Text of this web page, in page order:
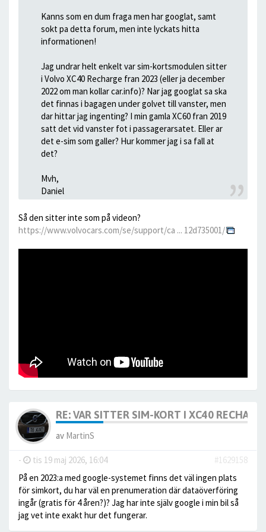
Kanns som en dum fraga men har googlat, samt
sokt pa detta forum, men inte lyckats hitta
informationen!
Jag undrar helt enkelt var sim-kortsmodulen sitter
i Volvo XC40 Recharge fran 2023 (eller ja december
2022 om man kollar car.info)? Nar jag googlat sa ska
det finnas i bagagen under golvet till vanster, men
dar hittar jag ingenting? I min gamla XC60 fran 2019
satt det vid vanster fot i passagerarsatet. Eller ar
det e-sim som galler? Hur kommer jag i sa fall at
det?
Mvh,
Daniel
Så den sitter inte som på videon?
https://www.volvocars.com/se/support/ca ... 12d735001/
RE: VAR SITTER SIM-KORT I XC40
av MartinS
- tis 19 maj 2026, 16:04
#1629158
På en 2023:a med google-systemet finns det väl ingen plats
för simkort, du har väl en prenumeration där dataöverföring
ingår (gratis för 4 åren?)? Jag har inte själv google i min bil så
jag vet inte exakt hur det fungerar.